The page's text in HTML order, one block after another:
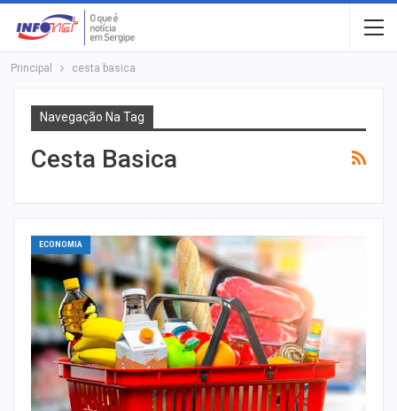
Principal cesta basica
Navegação Na Tag
Cesta Basica
ECONOMIA